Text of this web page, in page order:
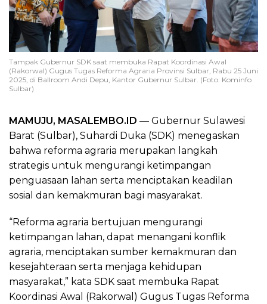
Tampak Gubernur SDK saat membuka Rapat Koordinasi Awal
(Rakorwal) Gugus Tugas Reforma Agraria Provinsi Sulbar, Rabu 25 Juni
2025, di Ballroom Andi Depu, Kantor Gubernur Sulbar. (Foto: Kominfo
Sulbar)
MAMUJU, MASALEMBO.ID — Gubernur Sulawesi
Barat (Sulbar), Suhardi Duka (SDK) menegaskan
bahwa reforma agraria merupakan langkah
strategis untuk mengurangi ketimpangan
penguasaan lahan serta menciptakan keadilan
sosial dan kemakmuran bagi masyarakat.
“Reforma agraria bertujuan mengurangi
ketimpangan lahan, dapat menangani konflik
agraria, menciptakan sumber kemakmuran dan
kesejahteraan serta menjaga kehidupan
masyarakat,” kata SDK saat membuka Rapat
Koordinasi Awal (Rakorwal) Gugus Tugas Reforma